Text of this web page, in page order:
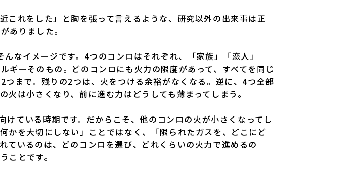
れをした」と胸を張って言えるような、研究以外の出来事は正
ありました。
なイメージです。4つのコンロはそれぞれ、「家族」「恋人」
ギーそのもの。どのコンロにも火力の限度があって、すべてを同じ
まで。残りの2つは、火をつける余裕がなくなる。逆に、4つ全部
は小さくなり、前に進む力はどうしても薄まってしまう。
ている時期です。だからこそ、他のコンロの火が小さくなってし
かを大切にしない」ことではなく、「限られたガスを、どこにど
ているのは、どのコンロを選び、どれくらいの火力で進めるの
ことです。